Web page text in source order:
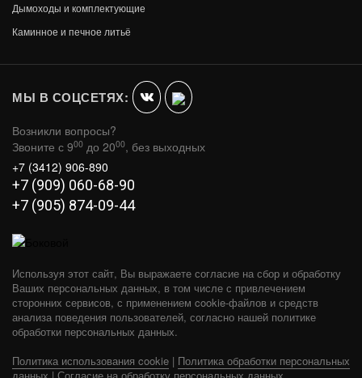
СТАЛЬ-МАСТЕР HARD 18L 2021
ПАНОРАМА NEW
СТАЛЬ-МАСТЕР HARD 14M ПАНОРАМА
Дымоходы и комплектующие
Каминное и печное литьё
МЫ В СОЦСЕТЯХ:
Возникли вопросы?
Звоните с 900 до 2000, без выходных
+7 (3412) 906-890
+7 (909) 060-68-90
+7 (905) 874-09-44
Используя этот сайт, Вы выражаете согласие на сбор и обработку
Ваших персональных данных, в том числе с привлечением
сторонних сервисов, с применением cookie-файлов и средств
анализа поведения пользователей, согласно нашей политике
обработки персональных данных.
Политика использования cookie | Политика обработки персональных